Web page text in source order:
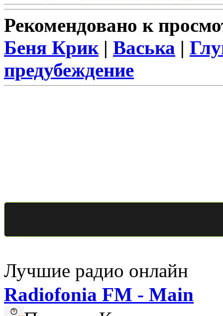
Рекомендовано к
Беня Крик| Васька |
предубеждение
Лучшие радио онлайн
Radiofonia FM - Main